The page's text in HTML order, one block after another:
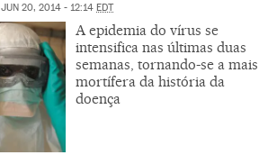
JUN 20, 2014 - 12:14 EDT
A epidemia do vírus se
intensifica nas últimas duas
semanas, tornando-se a mais
mortífera da história da
doença